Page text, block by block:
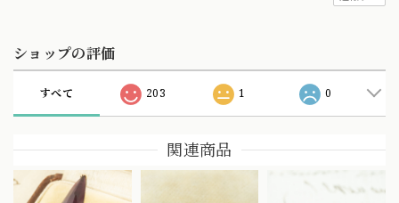
ショップの評価
すべて 203 1 0
関連商品